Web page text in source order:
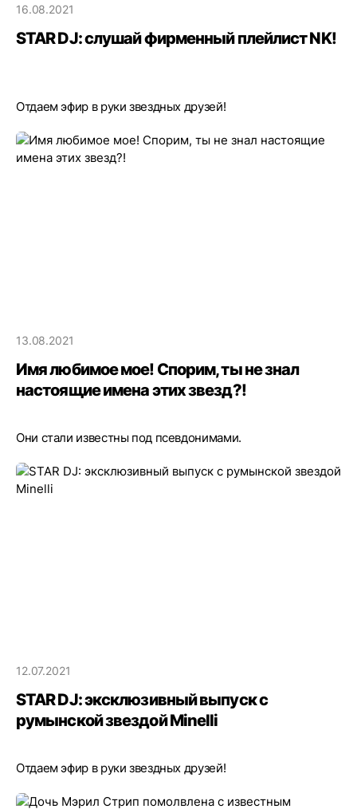
16.08.2021
STAR DJ: слушай фирменный плейлист NK!
Отдаем эфир в руки звездных друзей!
13.08.2021
Имя любимое мое! Спорим, ты не знал
настоящие имена этих звезд?!
Они стали известны под псевдонимами.
12.07.2021
STAR DJ: эксклюзивный выпуск с
румынской звездой Minelli
Отдаем эфир в руки звездных друзей!